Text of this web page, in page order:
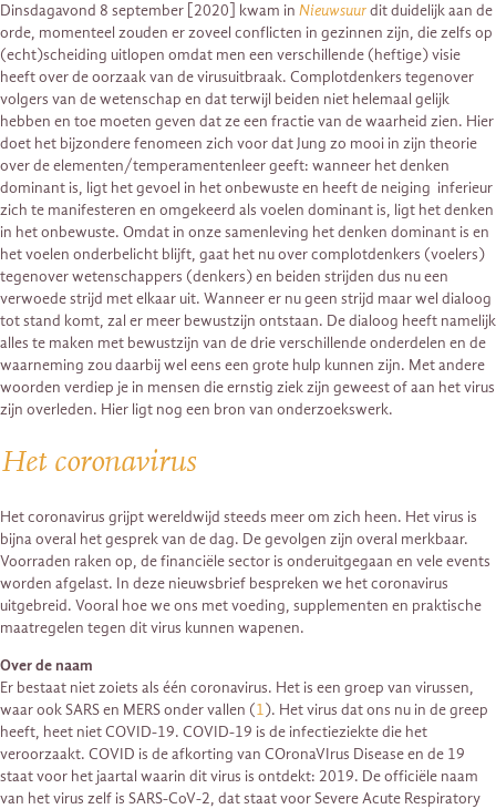
Dinsdagavond 8 september [2020] kwam in Nieuwsuurdit duidelijk aan de
orde, momenteel zouden er zoveel conflicten in gezinnen zijn, die zelfs op
(echt)scheiding uitlopen omdat men een verschillende (heftige) visie
heeft over de oorzaak van de virusuitbraak. Complotdenkers tegenover
volgers van de wetenschap en dat terwijl beiden niet helemaal gelijk
hebben en toe moeten geven dat ze een fractie van de waarheid zien. Hier
doet het bijzondere fenomeen zich voor dat Jung zo mooi in zijn theorie
over de elementen/temperamentenleer geeft: wanneer het denken
dominant is, ligt het gevoel in het onbewuste en heeft de neiging inferieur
zich te manifesteren en omgekeerd als voelen dominant is, ligt het denken
in het onbewuste. Omdat in onze samenleving het denken dominant is en
het voelen onderbelicht blijft, gaat het nu over complotdenkers (voelers)
tegenover wetenschappers (denkers) en beiden strijden dus nu een
verwoede strijd met elkaar uit. Wanneer er nu geen strijd maar wel dialoog
tot stand komt, zal er meer bewustzijn ontstaan. De dialoog heeft namelijk
alles te maken met bewustzijn van de drie verschillende onderdelen en de
waarneming zou daarbij wel eens een grote hulp kunnen zijn. Met andere
woorden verdiep je in mensen die ernstig ziek zijn geweest of aan het virus
zijn overleden. Hier ligt nog een bron van onderzoekswerk.
Het coronavirus
Het coronavirus grijpt wereldwijd steeds meer om zich heen. Het virus is
bijna overal het gesprek van de dag. De gevolgen zijn overal merkbaar.
Voorraden raken op, de financiële sector is onderuitgegaan en vele events
worden afgelast. In deze nieuwsbrief bespreken we het coronavirus
uitgebreid. Vooral hoe we ons met voeding, supplementen en praktische
maatregelen tegen dit virus kunnen wapenen.
Over de naam
Er bestaat niet zoiets als één coronavirus. Het is een groep van virussen,
waar ook SARS en MERS onder vallen (1). Het virus dat ons nu in de greep
heeft, heet niet COVID-19. COVID-19 is de infectieziekte die het
veroorzaakt. COVID is de afkorting van COronaVIrus Disease en de 19
staat voor het jaartal waarin dit virus is ontdekt: 2019. De officiële naam
van het virus zelf is SARS-CoV-2, dat staat voor Severe Acute Respiratory